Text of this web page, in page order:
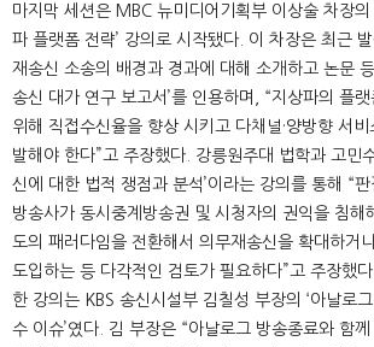
마지막 세션은 MBC 뉴미디어기획부 이상술 차장의
파 플랫폼 전략’ 강의로 시작됐다. 이 차장은 최근
재송신 소송의 배경과 경과에 대해 소개하고 논문
송신 대가 연구 보고서’를 인용하며, “지상파의 플랫
위해 직접수신율을 향상 시키고 다채널·양방향 서
발해야 한다”고 주장했다. 강릉원주대 법학과 고민
신에 대한 법적 쟁점과 분석’이라는 강의를 통해 “
방송사가 동시중계방송권 및 시청자의 권익을 침해
도의 패러다임을 전환해서 의무재송신을 확대하거
도입하는 등 다각적인 검토가 필요하다”고 주장했
한 강의는 KBS 송신시설부 김칠성 부장의 ‘아날로
수 이슈’였다. 김 부장은 “아날로그 방송종료와 함